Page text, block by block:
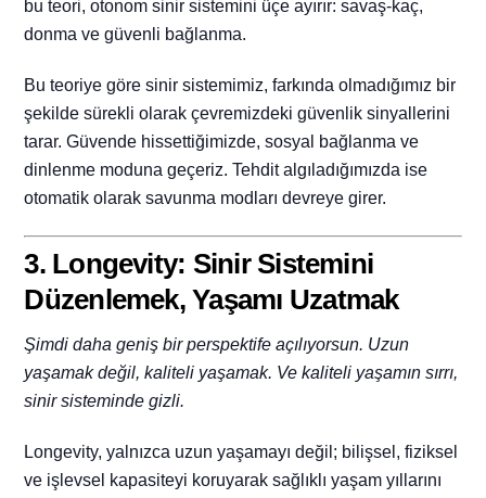
bu teori, otonom sinir sistemini üçe ayırır: savaş-kaç,
donma ve güvenli bağlanma.
Bu teoriye göre sinir sistemimiz, farkında olmadığımız bir
şekilde sürekli olarak çevremizdeki güvenlik sinyallerini
tarar. Güvende hissettiğimizde, sosyal bağlanma ve
dinlenme moduna geçeriz. Tehdit algıladığımızda ise
otomatik olarak savunma modları devreye girer.
3. Longevity: Sinir Sistemini
Düzenlemek, Yaşamı Uzatmak
Şimdi daha geniş bir perspektife açılıyorsun. Uzun
yaşamak değil, kaliteli yaşamak. Ve kaliteli yaşamın sırrı,
sinir sisteminde gizli.
Longevity, yalnızca uzun yaşamayı değil; bilişsel, fiziksel
ve işlevsel kapasiteyi koruyarak sağlıklı yaşam yıllarını